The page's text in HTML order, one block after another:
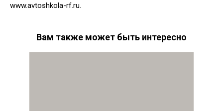
www.avtoshkola-rf.ru.
Вам также может быть интересно